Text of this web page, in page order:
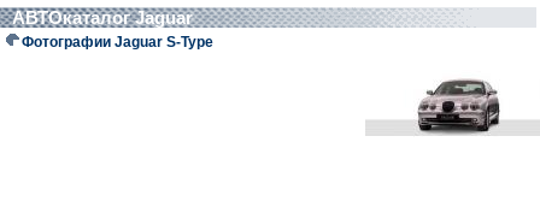
АВТОкаталог Jaguar
Фотографии Jaguar S-Type